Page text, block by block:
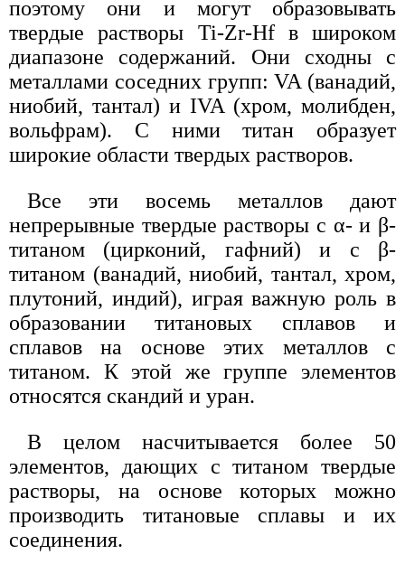
поэтому они и могут образовывать
твердые растворы Ti-Zr-Hf в широком
диапазоне содержаний. Они сходны с
металлами соседних групп: VA (ванадий,
ниобий, тантал) и IVA (хром, молибден,
вольфрам). С ними титан образует
широкие области твердых растворов.
Все эти восемь металлов дают
непрерывные твердые растворы с α- и β-
титаном (цирконий, гафний) и с β-
титаном (ванадий, ниобий, тантал, хром,
плутоний, индий), играя важную роль в
образовании титановых сплавов и
сплавов на основе этих металлов с
титаном. К этой же группе элементов
относятся скандий и уран.
В целом насчитывается более 50
элементов, дающих с титаном твердые
растворы, на основе которых можно
производить титановые сплавы и их
соединения.